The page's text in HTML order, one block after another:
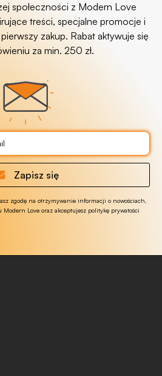
społeczności z Modern Love
treści, specjalne promocje i
zakup. Rabat aktywuje się
za min. 250 zł.
Zapisz się
zgodę na otrzymywanie informacji o nowościach,
Love oraz akceptujesz politykę prywatości